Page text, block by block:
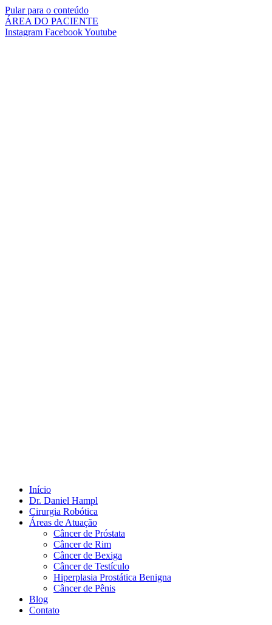
Pular para o conteúdo
ÁREA DO PACIENTE
Instagram FacebookYoutube
Início
Dr. Daniel Hampl
Cirurgia Robótica
Áreas de Atuação
Câncer de Próstata
Câncer de Rim
Câncer de Bexiga
Câncer de Testículo
Hiperplasia Prostática Benigna
Câncer de Pênis
Blog
Contato